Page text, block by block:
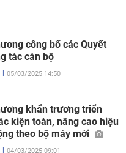
công bố các Quyết
tác cán bộ
05/03/2025 14:50
khẩn trương triển
kiện toàn, nâng cao hiệu
theo bộ máy mới
04/03/2025 09:01